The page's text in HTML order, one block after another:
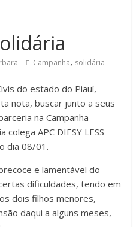
Campanha, solidária
do estado do Piauí,
nota, buscar junto a seus
na Campanha
colega APC DIESY LESS
dia 08/01.
e lamentável do
dificuldades, tendo em
dois filhos menores,
daqui a alguns meses,